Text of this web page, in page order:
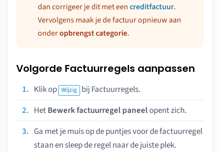
dan corrigeer je dit met eencreditfactuur.
Vervolgens maak je de factuur opnieuw aan
onderopbrengst categorie.
Volgorde Factuurregels aanpassen
Klik op Wijzig bij Factuurregels.
HetBewerk factuurregel paneelopent zich.
Ga met je muis op de puntjes voor de factuurregel
staan en sleep de regel naar de juiste plek.